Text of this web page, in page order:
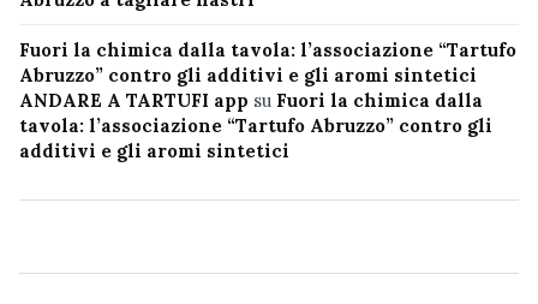
Fuori la chimica dalla tavola: l’associazione “Tartufo
Abruzzo” contro gli additivi e gli aromi sintetici
ANDARE A TARTUFI app su Fuori la chimica dalla
tavola: l’associazione “Tartufo Abruzzo” contro gli
additivi e gli aromi sintetici